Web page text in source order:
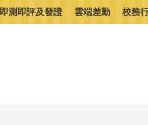
即測即評及發證 雲端差勤 校務